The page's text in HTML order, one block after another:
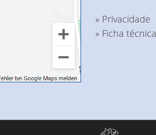
» Privacidade
» Ficha técnica